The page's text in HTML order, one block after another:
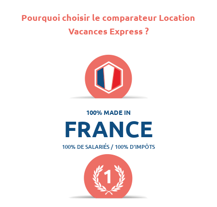
Pourquoi choisir le comparateur Location
Vacances Express ?
100% MADE IN
FRANCE
100% DE SALARIÉS / 100% D'IMPÔTS